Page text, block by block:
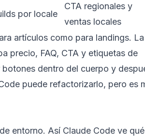
por locale
CTA regionales y
ventas locales
artículos como para landings. La
precio, FAQ, CTA y etiquetas de
dentro del cuerpo y
puede refactorizarlo, pero es
entorno. Así Claude Code ve qué